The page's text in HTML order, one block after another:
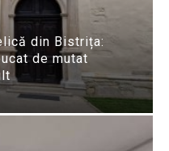
din Bistrița:
de mutat